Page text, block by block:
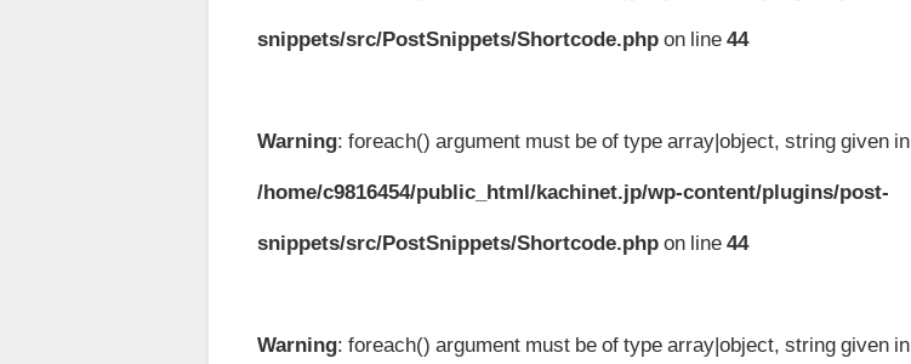
snippets/src/PostSnippets/Shortcode.php on line44
Warning: foreach() argument must be of type array|object, string given in
/home/c9816454/public_html/kachinet.jp/wp-content/plugins/post-
snippets/src/PostSnippets/Shortcode.php on line44
Warning: foreach() argument must be of type array|object, string given in